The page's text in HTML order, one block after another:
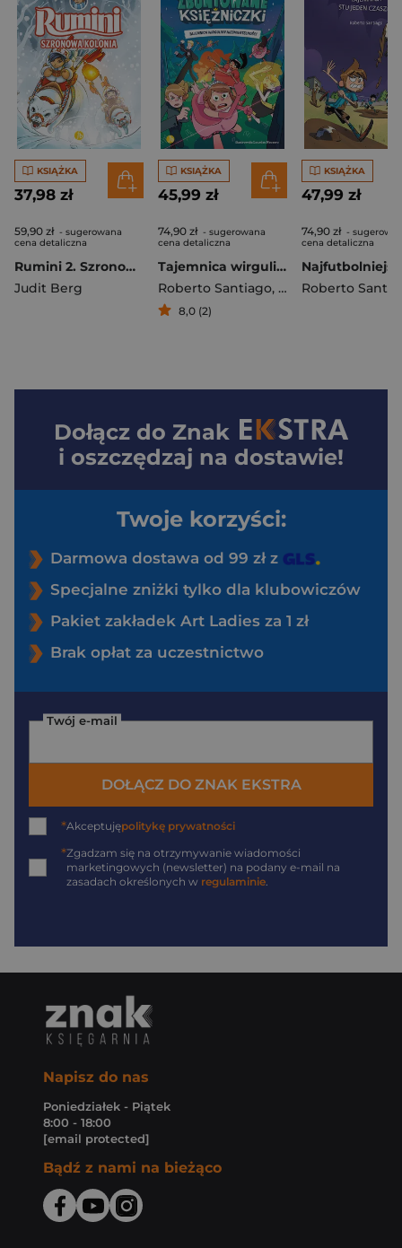
KSIĄŻKA
37,98 zł
59,90 zł - sugerowana
cena detaliczna
Rumini 2. Szronowa kolonia
Judit Berg
KSIĄŻKA
45,99 zł
74,90 zł - sugerowana
cena detaliczna
Tajemnica wirguliny nieśmiertelności. Zbuntowane Księżniczki
Roberto Santiago, Angela Armero
8,0 (2)
KSIĄŻKA
47,99 zł
74,90 zł -
cena detaliczna
Roberto
Dołącz do Znak
i oszczędzaj na dostawie!
Twoje korzyści:
Darmowa dostawa od 99 zł z
Specjalne zniżki tylko dla klubowiczów
Pakiet zakładek Art Ladies za 1 zł
Brak opłat za uczestnictwo
Twój e-mail
DOŁĄCZ DO ZNAK EKSTRA
*Akceptujępolitykę prywatności
*Zgadzam się na otrzymywanie wiadomości
marketingowych (newsletter) na podany e-mail na
zasadach określonych w regulaminie.
Napisz do nas
Poniedziałek - Piątek
8:00 - 18:00
[email protected]
Bądź z nami na bieżąco